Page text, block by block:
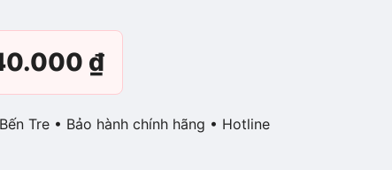
₫Giá
hiện
Tre • Bảo hành chính hãng • Hotline